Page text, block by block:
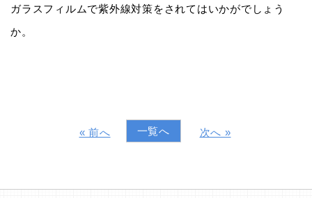
ガラスフィルムで紫外線対策をされてはいかがでしょう
か。
« 前へ 一覧へ 次へ »